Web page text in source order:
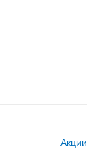
Акции